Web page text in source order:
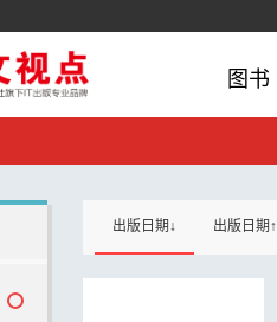
图书
出版日期↓ 出版日期↑